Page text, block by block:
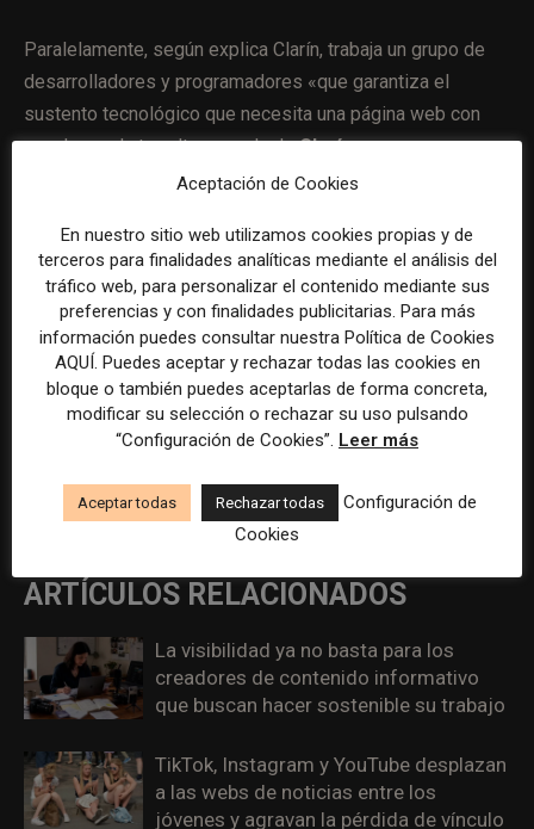
Paralelamente, según explica Clarín, trabaja un grupo de
desarrolladores y programadores «que garantiza el
sustento tecnológico que necesita una página web con
una demanda tan alta como la deClarín».
ETIQUETAS Argentina Clarín
Artículo anterior
Axel Springer compra parte de
para diversificar negocio
Artículo siguiente
Google y el EJC lanzan el
Network para futuros líderes
de medios
ARTÍCULOS RELACIONADOS
La visibilidad ya no basta para los
creadores de contenido informativo
que buscan hacer sostenible su trabajo
TikTok, Instagram y YouTube desplazan
a las webs de noticias entre los
jóvenes y agravan la pérdida de vínculo
Aceptación de Cookies
En nuestro sitio web utilizamos cookies propias y de
terceros para finalidades analíticas mediante el análisis del
tráfico web, para personalizar el contenido mediante sus
preferencias y con finalidades publicitarias. Para más
información puedes consultar nuestra Política de Cookies
AQUÍ. Puedes aceptar y rechazar todas las cookies en
bloque o también puedes aceptarlas de forma concreta,
modificar su selección o rechazar su uso pulsando
“Configuración de Cookies”. Leer más
Aceptar todas Rechazar todas
Configuración de
Cookies